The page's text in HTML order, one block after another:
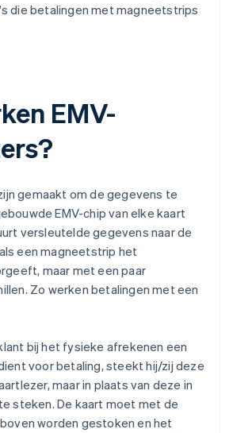
die betalingen met magneetstrips
EMV-
gemaakt om de gegevens te
EMV-chip van elke kaart
versleutelde gegevens naar de
een magneetstrip het
maar met een paar
Zo werken betalingen met een
bij het fysieke afrekenen een
voor betaling, steekt hij/zij deze
maar in plaats van deze in
steken. De kaart moet met de
worden gestoken en het